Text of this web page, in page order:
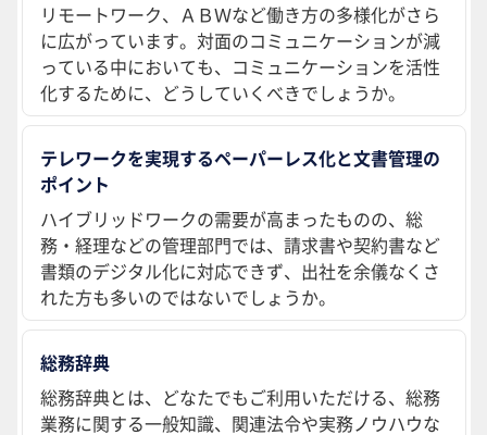
リモートワーク、ＡＢＷなど働き方の多様化がさら
に広がっています。対面のコミュニケーションが減
っている中においても、コミュニケーションを活性
化するために、どうしていくべきでしょうか。
テレワークを実現するペーパーレス化と文書管理の
ポイント
ハイブリッドワークの需要が高まったものの、総
務・経理などの管理部門では、請求書や契約書など
書類のデジタル化に対応できず、出社を余儀なくさ
れた方も多いのではないでしょうか。
総務辞典
総務辞典とは、どなたでもご利用いただける、総務
業務に関する一般知識、関連法令や実務ノウハウな